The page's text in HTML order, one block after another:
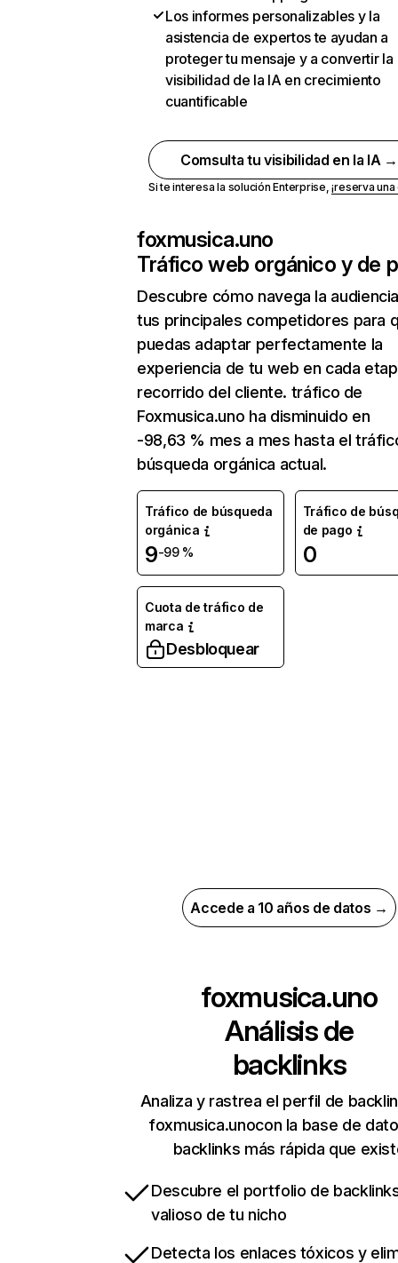
Los informes personalizables y la
asistencia de expertos te ayudan a
proteger tu mensaje y a convertir la
visibilidad de la IA en crecimiento
cuantificable
Comsulta tu visibilidad en la IA →
Si te interesa la solución Enterprise,¡reserva
foxmusica.uno
Tráfico web orgánico y de
Descubre cómo navega la
tus principales competidores para
puedas adaptar perfectamente la
experiencia de tu web en cada
recorrido del cliente. tráfico de
Foxmusica.uno ha disminuido en
-98,63 % mes a mes hasta el
búsqueda orgánica actual.
Tráfico de búsqueda
orgánica
9-99 %
Tráfico de
de pago
0
Cuota de tráfico de
marca
Desbloquear
Accede a 10 años de datos →
foxmusica.uno
Análisis de
backlinks
Analiza y rastrea el perfil de
foxmusica.unocon la base de
backlinks más rápida que
Descubre el portfolio de
valioso de tu nicho
Detecta los enlaces tóxicos y